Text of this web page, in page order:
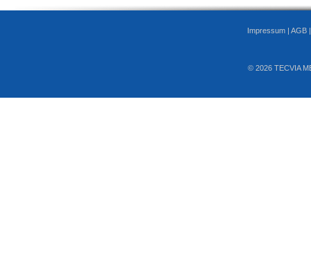
Impressum | AGB
© 2026 TECVIA